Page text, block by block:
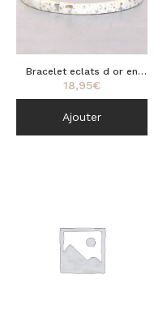
Bracelet eclats d or en
corne 6mm
18,95€
Ajouter